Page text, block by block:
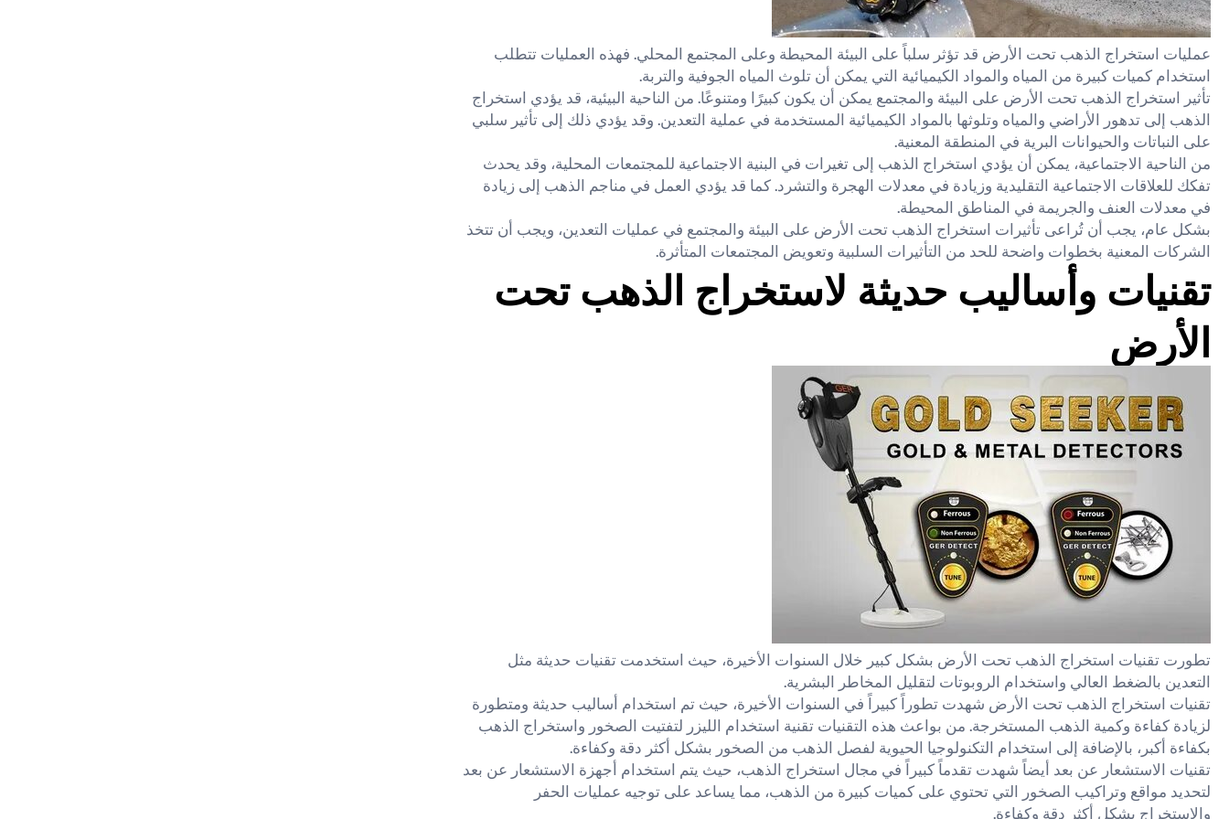
عمليات استخراج الذهب تحت الأرض قد تؤثر سلباً على البيئة المحيطة وعلى المجتمع المحلي. فهذه العمليات تتطلب
استخدام كميات كبيرة من المياه والمواد الكيميائية التي يمكن أن تلوث المياه الجوفية والتربة.
تأثير استخراج الذهب تحت الأرض على البيئة والمجتمع يمكن أن يكون كبيرًا ومتنوعًا. من الناحية البيئية، قد يؤدي استخراج
الذهب إلى تدهور الأراضي والمياه وتلوثها بالمواد الكيميائية المستخدمة في عملية التعدين. وقد يؤدي ذلك إلى تأثير سلبي
على النباتات والحيوانات البرية في المنطقة المعنية.
من الناحية الاجتماعية، يمكن أن يؤدي استخراج الذهب إلى تغيرات في البنية الاجتماعية للمجتمعات المحلية، وقد يحدث
تفكك للعلاقات الاجتماعية التقليدية وزيادة في معدلات الهجرة والتشرد. كما قد يؤدي العمل في مناجم الذهب إلى زيادة
في معدلات العنف والجريمة في المناطق المحيطة.
بشكل عام، يجب أن تُراعى تأثيرات استخراج الذهب تحت الأرض على البيئة والمجتمع في عمليات التعدين، ويجب أن تتخذ
الشركات المعنية بخطوات واضحة للحد من التأثيرات السلبية وتعويض المجتمعات المتأثرة.
تقنيات وأساليب حديثة لاستخراج الذهب تحت
الأرض
تطورت تقنيات استخراج الذهب تحت الأرض بشكل كبير خلال السنوات الأخيرة، حيث استخدمت تقنيات حديثة مثل
التعدين بالضغط العالي واستخدام الروبوتات لتقليل المخاطر البشرية.
تقنيات استخراج الذهب تحت الأرض شهدت تطوراً كبيراً في السنوات الأخيرة، حيث تم استخدام أساليب حديثة ومتطورة
لزيادة كفاءة وكمية الذهب المستخرجة. من بواعث هذه التقنيات تقنية استخدام الليزر لتفتيت الصخور واستخراج الذهب
بكفاءة أكبر، بالإضافة إلى استخدام التكنولوجيا الحيوية لفصل الذهب من الصخور بشكل أكثر دقة وكفاءة.
تقنيات الاستشعار عن بعد أيضاً شهدت تقدماً كبيراً في مجال استخراج الذهب، حيث يتم استخدام أجهزة الاستشعار عن بعد
لتحديد مواقع وتراكيب الصخور التي تحتوي على كميات كبيرة من الذهب، مما يساعد على توجيه عمليات الحفر
والاستخراج بشكل أكثر دقة وكفاءة.